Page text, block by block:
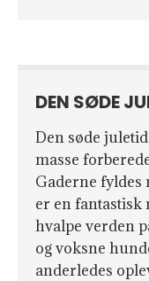
DEN SØDE
Den søde
masse
Gaderne fyldes
er en fantastisk
hvalpe verden
og voksne
anderledes